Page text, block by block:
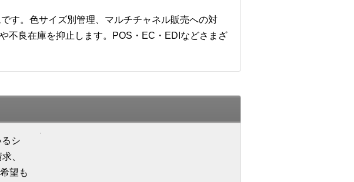
す。色サイズ別管理、マルチチャネル販売への対
不良在庫を抑止します。POS・EC・EDIなどさまざ
シ
、
望も